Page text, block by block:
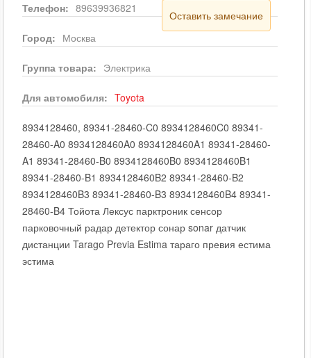
Телефон: 89639936821
Оставить замечание
Город: Москва
Группа товара: Электрика
Для автомобиля: Toyota
8934128460, 89341-28460-C0 8934128460C0 89341-
28460-A0 8934128460A0 8934128460A1 89341-28460-
A1 89341-28460-B0 8934128460B0 8934128460B1
89341-28460-B1 8934128460B2 89341-28460-B2
8934128460B3 89341-28460-B3 8934128460B4 89341-
28460-B4 Тойота Лексус парктроник сенсор
парковочный радар детектор сонар sonar датчик
дистанции Tarago Previa Estima тараго превия естима
эстима